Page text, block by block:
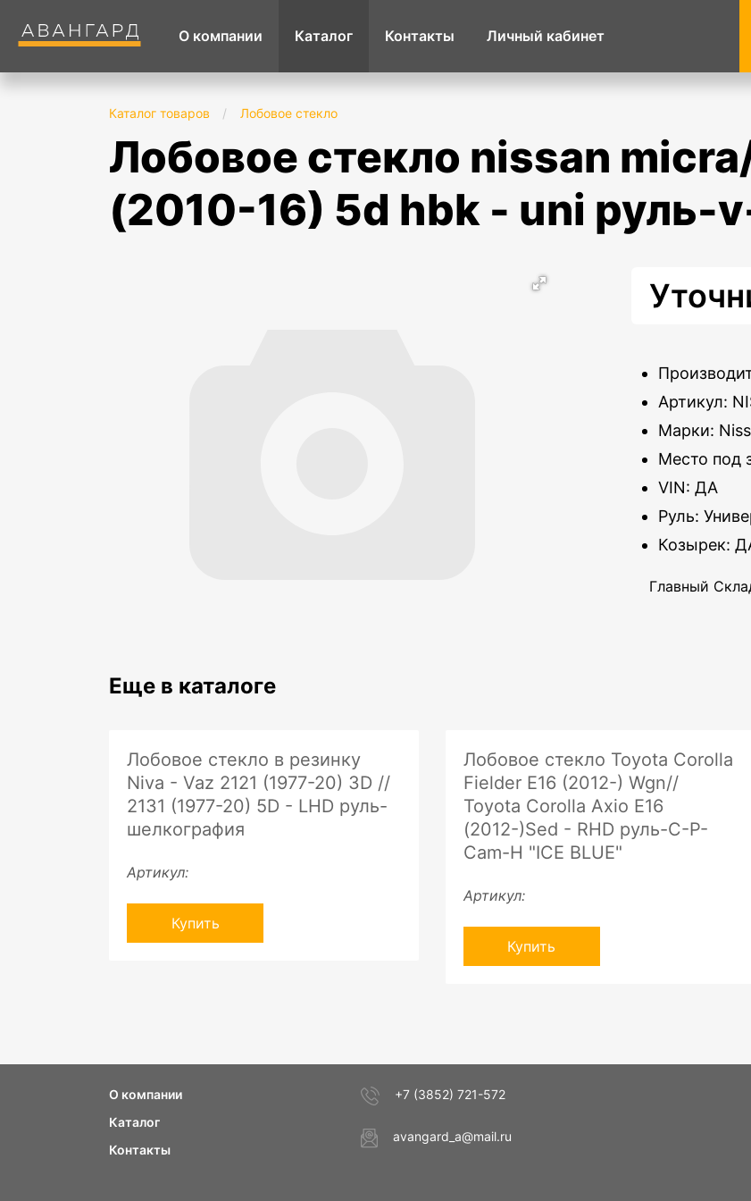
О компании Каталог Контакты Личный кабинет
Каталог товаров / Лобовое стекло
лобовое стекло nissan micra/ march k13
(2010-16) 5d hbk - uni руль-
Артикул:
Марки:
Место под
VIN: ДА
Руль:
Козырек:
Главный
Еще в каталоге
Лобовое стекло в резинку
Niva - Vaz 2121 (1977-20) 3D //
2131 (1977-20) 5D - LHD руль-
шелкография
Артикул:
Купить
Лобовое стекло Toyota Corolla
Fielder E16 (2012-) Wgn//
Toyota Corolla Axio E16
(2012-)Sed - RHD руль-C-P-
Cam-H "ICE BLUE"
Артикул:
Купить
О компании
Каталог
Контакты
+7 (3852) 721-572
avangard_a@mail.ru